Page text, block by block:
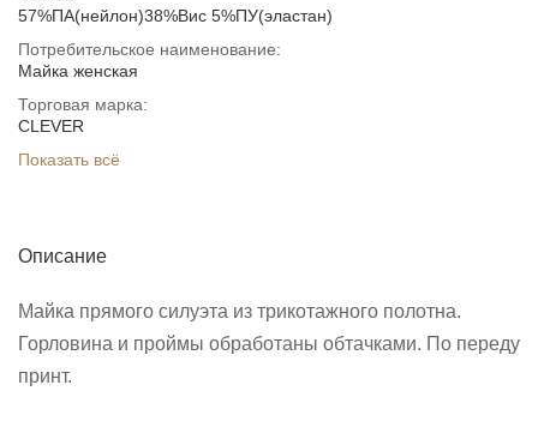
57%ПА(нейлон)38%Вис 5%ПУ(эластан)
Потребительское наименование:
Майка женская
Торговая марка:
CLEVER
Показать всё
Описание
Майка прямого силуэта из трикотажного полотна.
Горловина и проймы обработаны обтачками. По переду
принт.